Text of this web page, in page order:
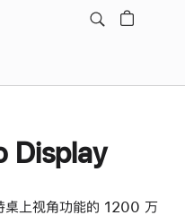
Display
桌上视角功能的 1200 万